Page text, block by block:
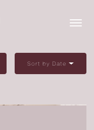
Sort by Date